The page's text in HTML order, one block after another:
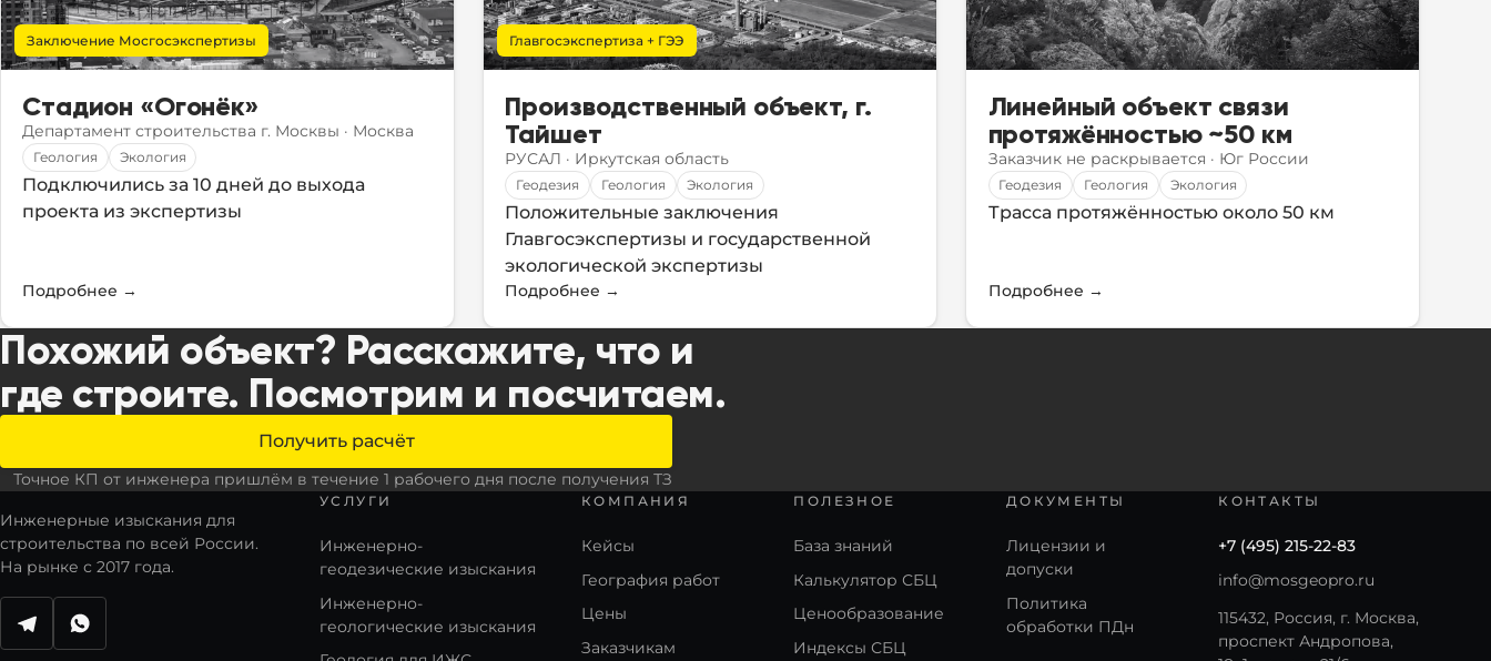
Заключение Мосгосэкспертизы
Стадион «Огонёк»
Департамент строительства г. Москвы · Москва
Геология Экология
Подключились за 10 дней до выхода
проекта из экспертизы
Подробнее →
Главгосэкспертиза + ГЭЭ
Производственный объект, г.
Тайшет
РУСАЛ · Иркутская область
Геодезия Геология Экология
Положительные заключения
Главгосэкспертизы и государственной
экологической экспертизы
Подробнее →
Линейный объект связи
протяжённостью ~50 км
Заказчик не раскрывается · Юг России
Геодезия Геология Экология
Трасса протяжённостью около 50 км
Подробнее →
Похожий объект? Расскажите, что и
где строите. Посмотрим и посчитаем.
Получить расчёт
Точное КП от инженера пришлём в течение 1 рабочего дня после получения ТЗ
Инженерные изыскания для
строительства по всей России.
На рынке с 2017 года.
Написать в Telegram
Написать в WhatsApp
УСЛУГИ
Инженерно-
геодезические изыскания
Инженерно-
геологические изыскания
КОМПАНИЯ
Кейсы
География работ
Цены
Заказчикам
ПОЛЕЗНОЕ
База знаний
Калькулятор СБЦ
Ценообразование
Индексы СБЦ
ДОКУМЕНТЫ
Лицензии и
допуски
Политика
обработки ПДн
КОНТАКТЫ
+7 (495) 215-22-83
info@mosgeopro.ru
115432, Россия, г. Москва,
проспект Андропова,